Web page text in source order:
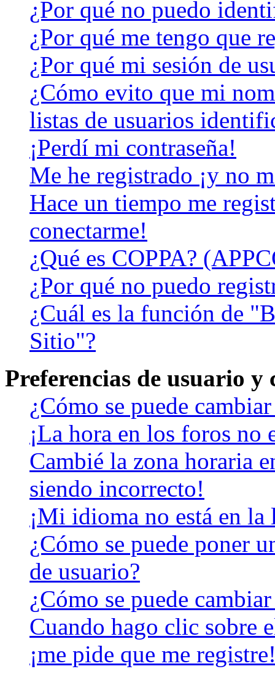
¿Por qué no puedo
¿Por qué me tengo que
¿Por qué mi sesión de
¿Cómo evito que mi
listas de usuarios
¡Perdí mi contraseña!
Me he registrado ¡y no
Hace un tiempo me
conectarme!
¿Qué es COPPA?
¿Por qué no puedo
¿Cuál es la función de
Sitio"?
Preferencias de usuario y
¿Cómo se puede
¡La hora en los foros no
Cambié la zona horaria
siendo incorrecto!
¡Mi idioma no está en la
¿Cómo se puede poner
de usuario?
¿Cómo se puede
Cuando hago clic sobre
¡me pide que me